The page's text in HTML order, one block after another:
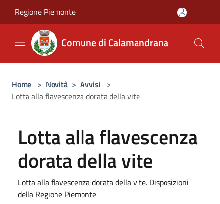
Regione Piemonte
Comune di Calamandrana
Home > Novità > Avvisi >
Lotta alla flavescenza dorata della vite
Lotta alla flavescenza
dorata della vite
Lotta alla flavescenza dorata della vite. Disposizioni
della Regione Piemonte